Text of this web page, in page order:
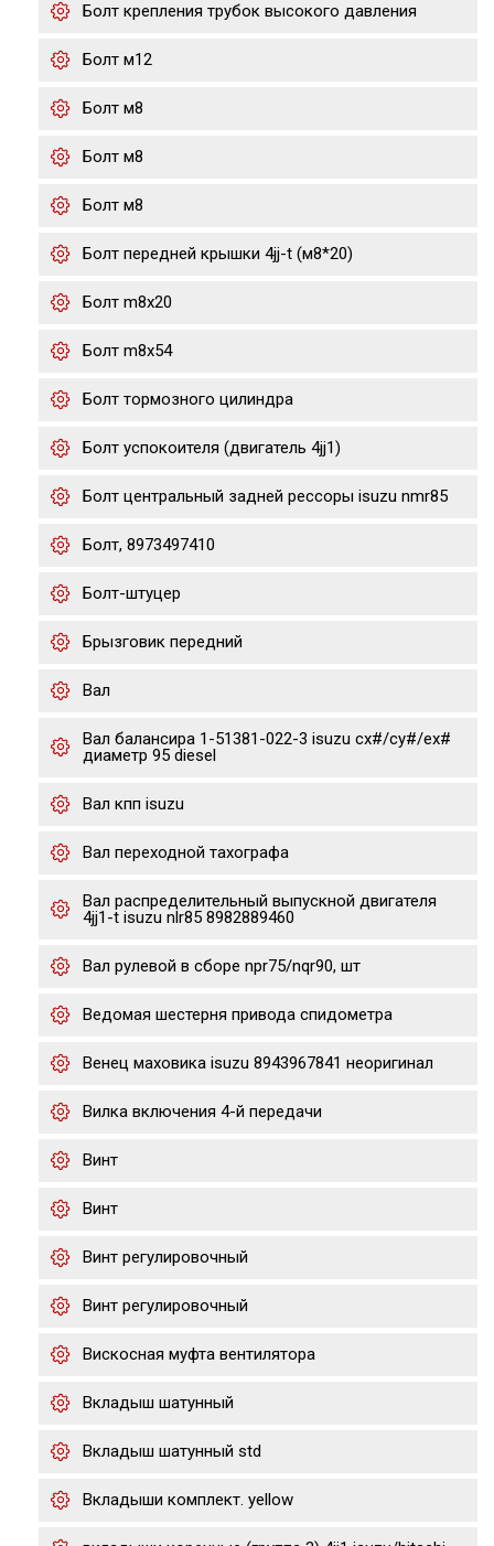
Болт крепления трубок высокого давления
Болт м12
Болт м8
Болт м8
Болт м8
Болт передней крышки 4jj-t (м8*20)
Болт m8x20
Болт m8x54
Болт тормозного цилиндра
Болт успокоителя (двигатель 4jj1)
Болт центральный задней рессоры isuzu nmr85
Болт, 8973497410
Болт-штуцер
Брызговик передний
Вал
Вал балансира 1-51381-022-3 isuzu cx#/cy#/ex#
диаметр 95 diesel
Вал кпп isuzu
Вал переходной тахографа
Вал распределительный выпускной двигателя
4jj1-t isuzu nlr85 8982889460
Вал рулевой в сборе npr75/nqr90, шт
Ведомая шестерня привода спидометра
Венец маховика isuzu 8943967841 неоригинал
Вилка включения 4-й передачи
Винт
Винт
Винт регулировочный
Винт регулировочный
Вискосная муфта вентилятора
Вкладыш шатунный
Вкладыш шатунный std
Вкладыши комплект. yellow